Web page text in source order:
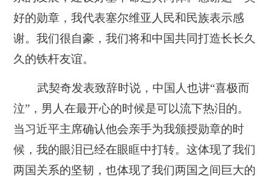
好的勋章，我代表塞尔维亚人民和民族表示感
谢。我们很自豪，我们将和中国共同打造长长久
久的铁杆友谊。
武契奇发表致辞时说，中国人也讲“喜极而
泣”，男人在最开心的时候是可以流下热泪的。
当习近平主席确认他会亲手为我颁授勋章的时
候，我的眼泪已经在眼眶中打转。这体现了我们
两国关系的坚韧，也体现了我们两国之间巨大的